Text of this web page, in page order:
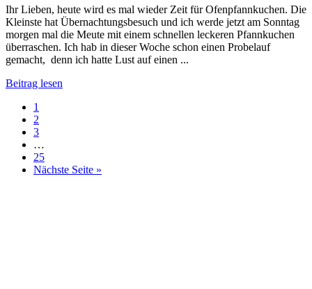
Ihr Lieben, heute wird es mal wieder Zeit für Ofenpfannkuchen. Die
Kleinste hat Übernachtungsbesuch und ich werde jetzt am Sonntag
morgen mal die Meute mit einem schnellen leckeren Pfannkuchen
überraschen. Ich hab in dieser Woche schon einen Probelauf
gemacht, denn ich hatte Lust auf einen ...
Beitrag lesen
1
2
3
…
25
Nächste Seite »